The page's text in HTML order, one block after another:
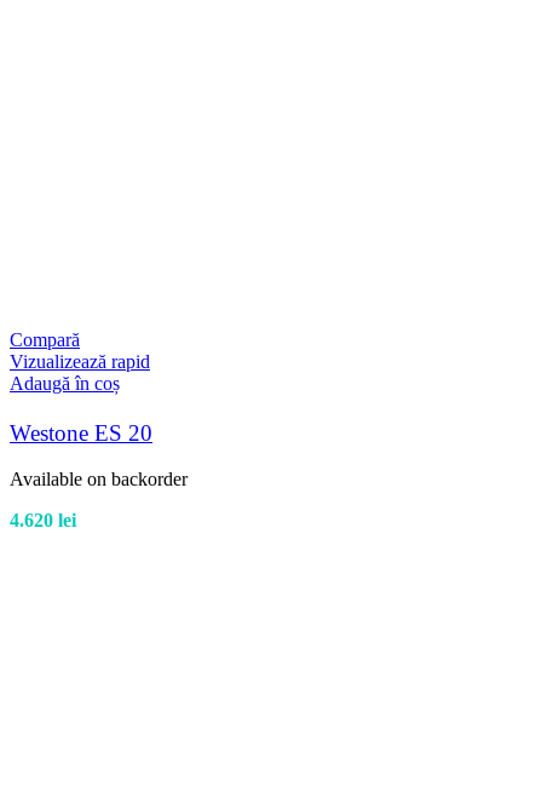
Compară
Vizualizează rapid
Adaugă în coș
Westone ES 20
Available on backorder
4.620 lei